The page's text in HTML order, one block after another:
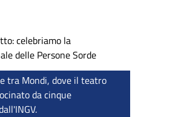
celebriamo la
delle Persone Sorde
tra Mondi, dove il teatro
da cinque